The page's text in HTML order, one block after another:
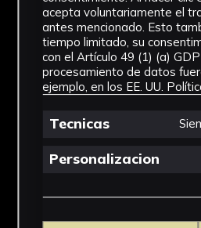
acepta voluntariamente el
antes mencionado. Esto
tiempo limitado, su
con el Artículo 49 (1) (a)
procesamiento de datos
ejemplo, en los EE. UU.
Tecnicas
Personalizacion